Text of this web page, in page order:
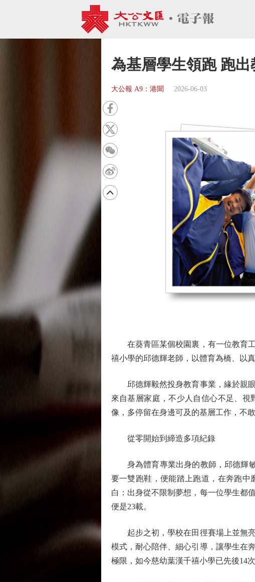
為基層學生領跑 跑
大公報 A9：港聞 2026-06-03
在葵青區某個校園裏，有一位教育工
禧小學的邱德輝老師，以體育為橋、以
邱德輝毅然投身教育事業，緣於親眼
來自基層家庭，不少人自信心不足、
像，多停留在身邊可及的基層工作，不
從零開始到締造多項紀錄
身為體育專業出身的教師，邱德輝敏
要一雙跑鞋，便能踏上跑道，在奔跑中
白：出身從不限制夢想，每一位學生都
便是23載。
起步之初，學校在田徑賽場上並無亮
模式，耐心陪伴、細心引導，讓學生在
極限，如今慈幼葉漢千禧小學已先後14